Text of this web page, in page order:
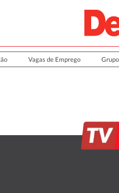
Vagas de Emprego